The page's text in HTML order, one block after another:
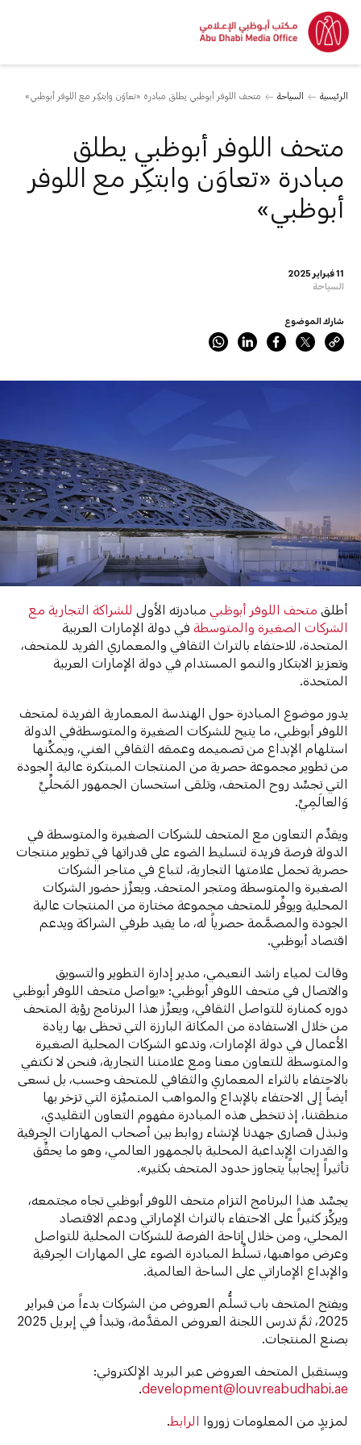
الرئيسية السياحة متحف اللوفر أبوظبي يطلق مبادرة «تعاوَن وابتكِر مع اللوفر أبوظبي»
11 فبراير 2025
السياحة
متحف اللوفر أبوظبي يطلق
مبادرة «تعاوَن وابتكِر مع اللوفر
أبوظبي»
شارك الموضوع
أطلقمتحف اللوفر أبوظبي مبادرته الأولى للشراكة التجارية مع
الشركات الصغيرة والمتوسطةفي دولة الإمارات العربية
المتحدة، للاحتفاء بالتراث الثقافي والمعماري الفريد للمتحف،
وتعزيز الابتكار والنمو المستدام في دولة الإمارات العربية
المتحدة.
يدور موضوع المبادرة حول الهندسة المعمارية الفريدة لمتحف
اللوفر أبوظبي، ما يتيح للشركات الصغيرة والمتوسطةفي الدولة
استلهام الإبداع من تصميمه وعمقه الثقافي الغني، ويمكِّنها
من تطوير مجموعة حصرية من المنتجات المبتكرة عالية الجودة
التي تجسِّد روح المتحف، وتلقى استحسان الجمهور المَحلِّيِّ
وَالعالَمِيِّ.
ويقدِّم التعاون مع المتحف للشركات الصغيرة والمتوسطة في
الدولة فرصة فريدة لتسليط الضوء على قدراتها في تطوير منتجات
حصرية تحمل علامتها التجارية، لتباع في متاجر الشركات
الصغيرة والمتوسطة ومتجر المتحف. ويعزِّز حضور الشركات
المحلية ويوفِّر للمتحف مجموعة مختارة من المنتجات عالية
الجودة والمصمَّمة حصرياً له، ما يفيد طرفي الشراكة ويدعم
اقتصاد أبوظبي.
وقالت لمياء راشد النعيمي، مدير إدارة التطوير والتسويق
والاتصال في متحف اللوفر أبوظبي: «يواصل متحف اللوفر أبوظبي
دوره كمنارة للتواصل الثقافي، ويعزِّز هذا البرنامج رؤية المتحف
من خلال الاستفادة من المكانة البارزة التي تحظى بها ريادة
الأعمال في دولة الإمارات، وندعو الشركات المحلية الصغيرة
والمتوسطة للتعاون معنا ومع علامتنا التجارية، فنحن لا نكتفي
بالاحتفاء بالثراء المعماري والثقافي للمتحف وحسب، بل نسعى
أيضاً إلى الاحتفاء بالإبداع والمواهب المتميِّزة التي تزخر بها
منطقتنا، إذ تتخطى هذه المبادرة مفهوم التعاون التقليدي،
ونبذل قصارى جهدنا لإنشاء روابط بين أصحاب المهارات الحِرفية
والقدرات الإبداعية المحلية بالجمهور العالمي، وهو ما يحقِّق
تأثيراً إيجابياً يتجاوز حدود المتحف بكثير».
يجسِّد هذا البرنامج التزام متحف اللوفر أبوظبي تجاه مجتمعه،
ويركِّز كثيراً على الاحتفاء بالتراث الإماراتي ودعم الاقتصاد
المحلي، ومن خلال إتاحة الفرصة للشركات المحلية للتواصل
وعرض مواهبها، تسلِّط المبادرة الضوء على المهارات الحِرفية
والإبداع الإماراتي على الساحة العالمية.
ويفتح المتحف باب تسلُّم العروض من الشركات بدءاً من فبراير
2025، ثمَّ تدرس اللجنة العروض المقدَّمة، وتبدأ في إبريل 2025
بصنع المنتجات.
ويستقبل المتحف العروض عبر البريد الإلكتروني:
development@louvreabudhabi.ae
.
لمزيدٍ من المعلومات زوروا الرابط.